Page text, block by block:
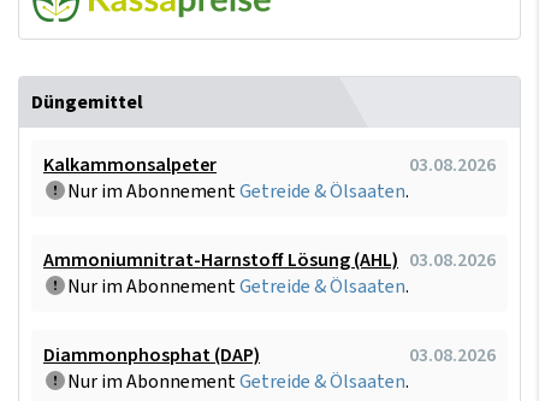
Düngemittel
Kalkammonsalpeter
03.08.2026
Nur im AbonnementGetreide & Ölsaaten.
Ammoniumnitrat-Harnstoff Lösung (AHL) 03.08.2026
Nur im AbonnementGetreide & Ölsaaten.
Diammonphosphat (DAP)
03.08.2026
Nur im AbonnementGetreide & Ölsaaten.